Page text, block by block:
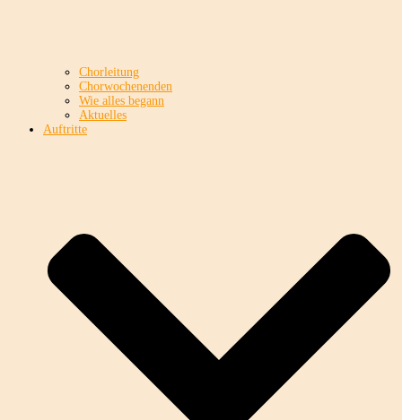
Chorleitung
Chorwochenenden
Wie alles begann
Aktuelles
Auftritte